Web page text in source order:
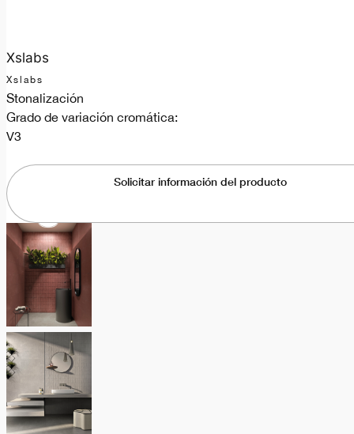
Xslabs
Xslabs
Stonalización
Grado de variación cromática:
V3
Solicitar información del producto